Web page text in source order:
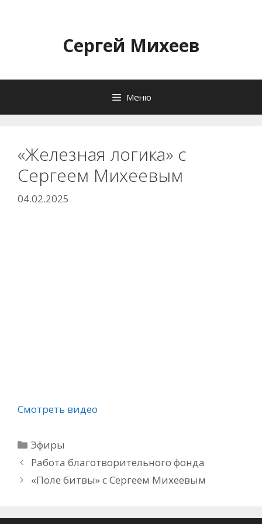
содержимомуСергей Михеев
Меню
«Железная логика» с
Сергеем Михеевым
04.02.2025
Смотреть видео
Рубрики
Эфиры
Работа благотворительного фонда
«Поле битвы» с Сергеем Михеевым